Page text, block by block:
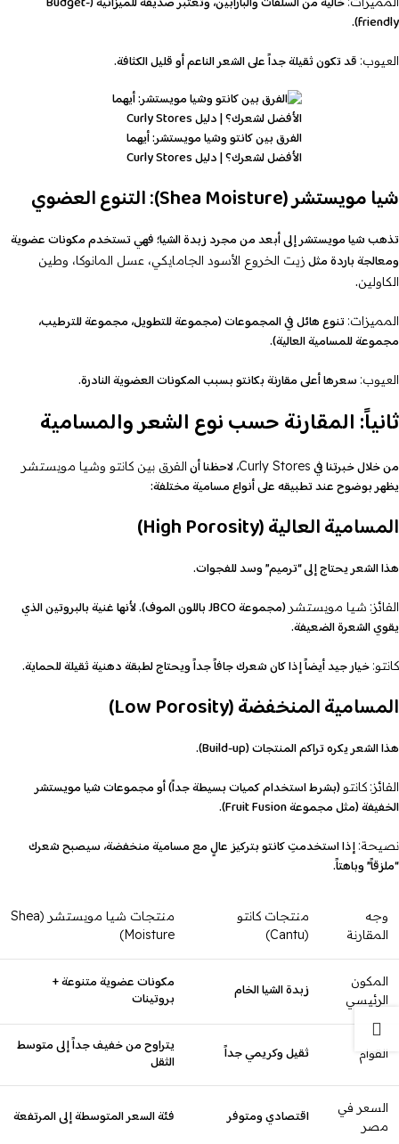
friendly).
العيوب: قد تكون ثقيلة جداً على الشعر الناعم أو قليل الكثافة.
الفرق بين كانتو وشيا مويستشر: أيهما
الأفضل لشعرك؟ | دليل Curly Stores
شيا مويستشر (Shea Moisture): التنوع العضوي
تذهب شيا مويستشر إلى أبعد من مجرد زبدة الشيا؛ فهي تستخدم مكونات عضوية
ومعالجة باردة مثل زيت الخروع الأسود الجامايكي، عسل المانوكا، وطين
الكاولين.
المميزات: تنوع هائل في المجموعات (مجموعة للتطويل، مجموعة للترطيب،
مجموعة للمسامية العالية).
العيوب: سعرها أعلى مقارنة بكانتو بسبب المكونات العضوية النادرة.
ثانياً: المقارنة حسب نوع الشعر والمسامية
من خلال خبرتنا في Curly Stores، لاحظنا أن الفرق بين كانتو وشيا مويستشر
يظهر بوضوح عند تطبيقه على أنواع مسامية مختلفة:
المسامية العالية (High Porosity)
هذا الشعر يحتاج إلى “ترميم” وسد للفجوات.
الفائز: شيا مويستشر
(مجموعة JBCO باللون الموف). لأنها غنية بالبروتين الذي
يقوي الشعرة الضعيفة.
كانتو: خيار جيد أيضاً إذا كان شعرك جافاً جداً ويحتاج لطبقة دهنية ثقيلة للحماية.
المسامية المنخفضة (Low Porosity)
هذا الشعر يكره تراكم المنتجات (Build-up).
الفائز: كانتو (بشرط استخدام كميات بسيطة جداً) أو مجموعات شيا مويستشر
الخفيفة (مثل مجموعة Fruit Fusion).
نصيحة: إذا استخدمتِ كانتو بتركيز عالٍ مع مسامية منخفضة، سيصبح شعرك
“ملزقاً” وباهتاً.
وجه
المقارنة
منتجات كانتو
(Cantu)
منتجات شيا مويستشر (Shea
Moisture)
المكون
الرئيسي
زبدة الشيا الخام مكونات عضوية متنوعة +
بروتينات
القوام ثقيل وكريمي جداً يتراوح من خفيف جداً إلى متوسط
الثقل
السعر في
مصر
اقتصادي ومتوفر فئة السعر المتوسطة إلى المرتفعة